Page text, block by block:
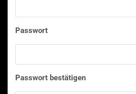
Passwort
Passwort bestätigen